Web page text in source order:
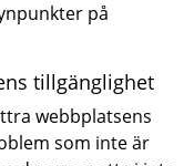
på
tillgänglighet
webbplatsens
som inte är